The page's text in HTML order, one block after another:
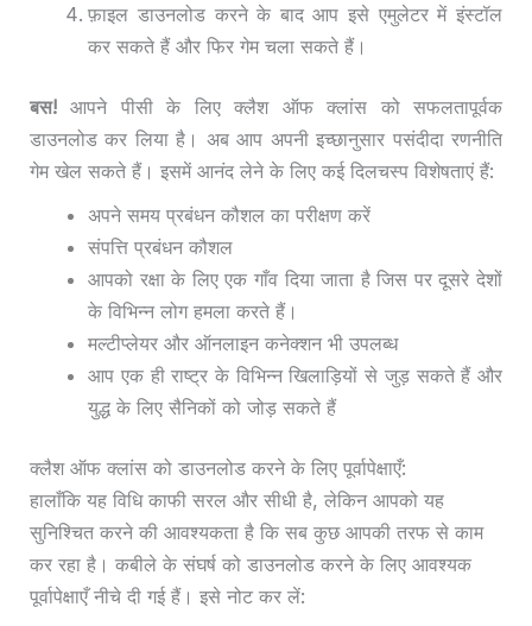
फ़ाइल डाउनलोड करने के बाद आप इसे एमुलेटर में इंस्टॉल
कर सकते हैं और फिर गेम चला सकते हैं।
बस!आपने पीसी के लिए क्लैश ऑफ क्लांस को सफलतापूर्वक
डाउनलोड कर लिया है। अब आप अपनी इच्छानुसार पसंदीदा रणनीति
गेम खेल सकते हैं। इसमें आनंद लेने के लिए कई दिलचस्प विशेषताएं हैं:
अपने समय प्रबंधन कौशल का परीक्षण करें
संपत्ति प्रबंधन कौशल
आपको रक्षा के लिए एक गाँव दिया जाता है जिस पर दूसरे देशों
के विभिन्न लोग हमला करते हैं।
मल्टीप्लेयर और ऑनलाइन कनेक्शन भी उपलब्ध
आप एक ही राष्ट्र के विभिन्न खिलाड़ियों से जुड़ सकते हैं और
युद्ध के लिए सैनिकों को जोड़ सकते हैं
क्लैश ऑफ क्लांस को डाउनलोड करने के लिए पूर्वापेक्षाएँ:
हालाँकि यह विधि काफी सरल और सीधी है, लेकिन आपको यह
सुनिश्चित करने की आवश्यकता है कि सब कुछ आपकी तरफ से काम
कर रहा है। कबीले के संघर्ष को डाउनलोड करने के लिए आवश्यक
पूर्वापेक्षाएँ नीचे दी गई हैं। इसे नोट कर लें: